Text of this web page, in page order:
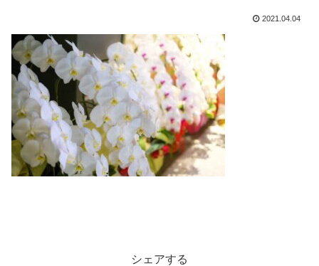
2021.04.04
シェアする